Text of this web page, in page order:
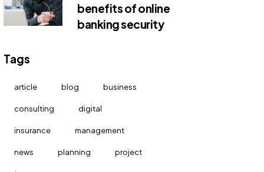
benefits of online
banking security
Tags
article blog business
consulting digital
insurance management
news planning project